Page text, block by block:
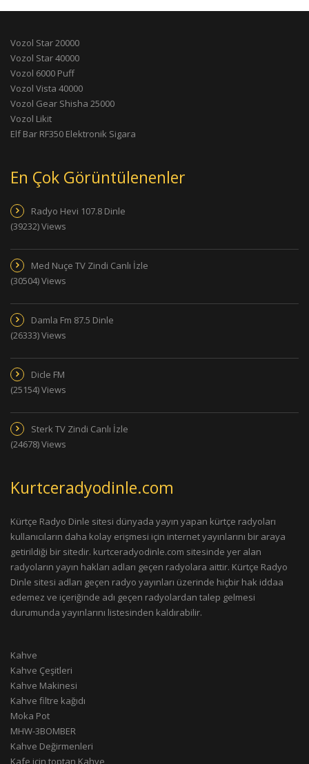
Vozol Star 20000
Vozol Star 40000
Vozol 6000 Puff
Vozol Vista 40000
Vozol Gear Shisha 25000
Vozol Likit
Elf Bar RF350 Elektronik Sigara
En Çok Görüntülenenler
Radyo Hevi 107.8 Dinle
(39232) Views
Med Nuçe TV Zindi Canlı İzle
(30504) Views
Damla Fm 87.5 Dinle
(26333) Views
Dicle FM
(25154) Views
Sterk TV Zindi Canlı İzle
(24678) Views
Kurtceradyodinle.com
Kürtçe Radyo Dinle sitesi dünyada yayın yapan kürtçe radyoları
kullanıcıların daha kolay erişmesi için internet yayınlarını bir araya
getirildiği bir sitedir. kurtceradyodinle.com sitesinde yer alan
radyoların yayın hakları adları geçen radyolara aittir. Kürtçe Radyo
Dinle sitesi adları geçen radyo yayınları üzerinde hiçbir hak iddaa
edemez ve içeriğinde adı geçen radyolardan talep gelmesi
durumunda yayınlarını listesinden kaldırabilir.
Kahve
Kahve Çeşitleri
Kahve Makinesi
Kahve filtre kağıdı
Moka Pot
MHW-3BOMBER
Kahve Değirmenleri
Kafe için toptan Kahve